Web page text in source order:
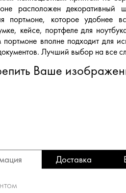
расположен декоративный
портмоне, которое удобнее
кейсе, портфеле для
вполне подходит для
Лучший выбор на все
Ваше
Доставка